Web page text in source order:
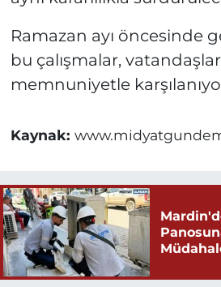
Ramazan ayı öncesinde
bu çalışmalar,
memnuniyetle
Kaynak: